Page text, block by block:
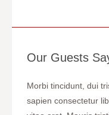
Our Guests
Morbi tincidunt, dui
sapien consectetur